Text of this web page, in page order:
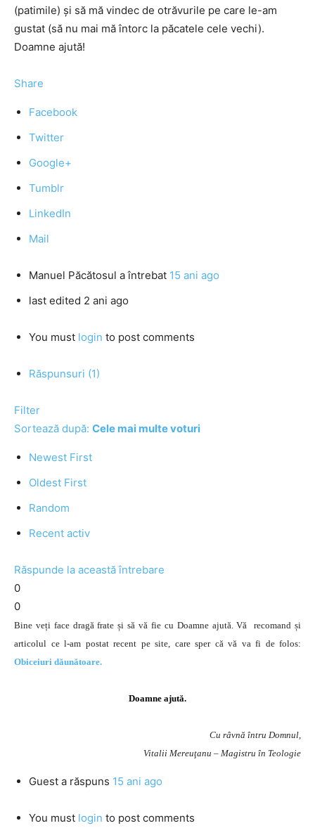
(patimile) și să mă vindec de otrăvurile pe care le-am
gustat (să nu mai mă întorc la păcatele cele vechi).
Doamne ajută!
Share
Facebook
Twitter
Google+
Tumblr
LinkedIn
Mail
Manuel Păcătosul a întrebat 15 ani ago
last edited 2 ani ago
You must login to post comments
Răspunsuri (1)
Filter
Sortează după: Cele mai multe voturi
Newest First
Oldest First
Random
Recent activ
Răspunde la această întrebare
0
0
Bine veți face dragă frate și să vă fie cu Doamne ajută. Vă recomand și
articolul ce l-am postat recent pe site, care sper că vă va fi de folos:
Obiceiuri dăunătoare.
Doamne ajută.
Cu râvnă întru Domnul,
Vitalii Mereuţanu – Magistru în Teologie
Guest a răspuns 15 ani ago
You must login to post comments